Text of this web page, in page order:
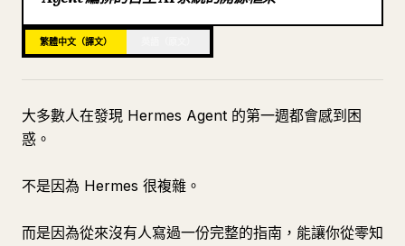
更新
Output
draft-generator
Trigger
Process
Purpose
繁體中文（譯文）
大多數人在發現 Hermes Agent 的第一週都會感到困
惑。
不是因為 Hermes 很複雜。
而是因為從來沒有人寫過一份完整的指南，能讓你從零知